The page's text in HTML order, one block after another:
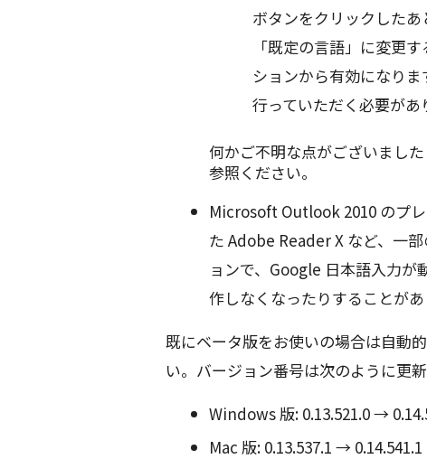
ボタンをクリックした
「既定の言語」に変更
ションから有効になり
行っていただく必要があ
何かご不明な点がございまし
参照ください。
Microsoft Outlook 2010 のプ
た Adobe Reader X など、一
ョンで、Google 日本語入力が
作しなくなったりすることがあ
既にベータ版をお使いの場合は自動
い。バージョン番号は次のように更新
Windows 版: 0.13.521.0 →
Mac 版: 0.13.537.1 → 0.14.541.1